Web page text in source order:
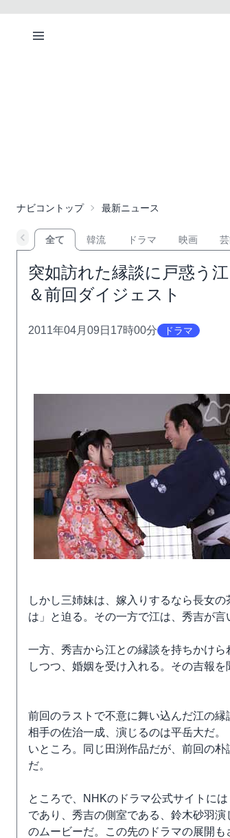
ナビコントップ 最新ニュース
全て 韓流 ドラマ 映画
突如訪れた縁談に戸惑う
＆前回ダイジェスト
2011年04月09日17時00分 ドラマ
しかし三姉妹は、嫁入りするなら長女
は」と迫る。その一方で江は、秀吉が
一方、秀吉から江との縁談を持ちかけ
しつつ、婚姻を受け入れる。その吉報
前回のラストで不意に舞い込んだ江の
相手の佐治一成、演じるのは平岳大だ
いところ。同じ田渕作品だが、前回の
だ。
ところで、NHKのドラマ公式サイトに
であり、秀吉の側室である、鈴木砂羽
のムービーだ。この先のドラマの展開